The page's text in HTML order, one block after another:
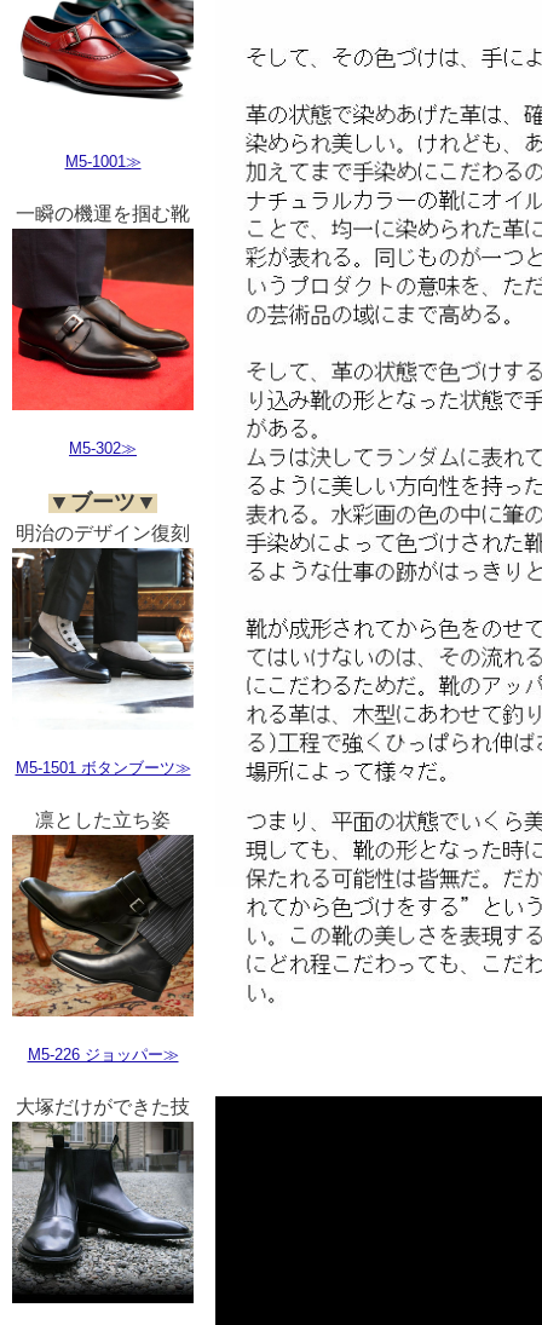
M5-1001≫
一瞬の機運を掴む靴
M5-302≫
▼ブーツ▼
明治のデザイン復刻
M5-1501 ボタンブーツ≫
凛とした立ち姿
M5-226 ジョッパー≫
大塚だけができた技